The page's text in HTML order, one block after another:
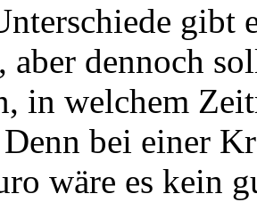
gibt
aber dennoch
in welchem
bei einer
wäre es kein